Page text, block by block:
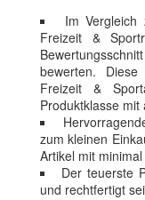
Im Vergleich
Freizeit &
bewerten.
Freizeit &
Produktklasse
zum kleinen
Artikel mit
Der teuerste
und rechtfertigt